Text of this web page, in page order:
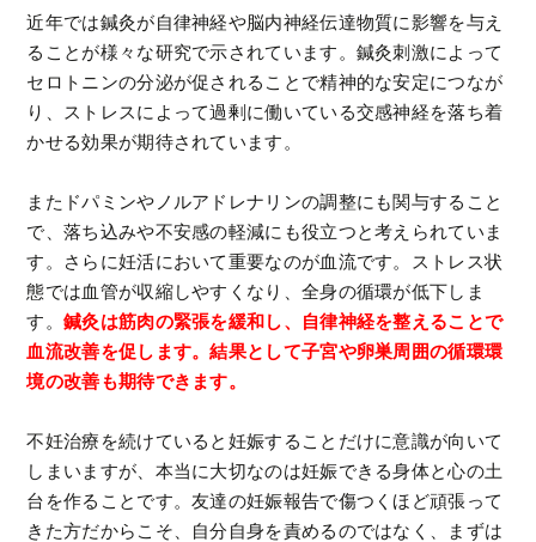
近年では鍼灸が自律神経や脳内神経伝達物質に影響を与え
ることが様々な研究で示されています。鍼灸刺激によって
セロトニンの分泌が促されることで精神的な安定につなが
り、ストレスによって過剰に働いている交感神経を落ち着
かせる効果が期待されています。
またドパミンやノルアドレナリンの調整にも関与すること
で、落ち込みや不安感の軽減にも役立つと考えられていま
す。さらに妊活において重要なのが血流です。ストレス状
態では血管が収縮しやすくなり、全身の循環が低下しま
す。鍼灸は筋肉の緊張を緩和し、自律神経を整えることで
血流改善を促します。結果として子宮や卵巣周囲の循環環
境の改善も期待できます。
不妊治療を続けていると妊娠することだけに意識が向いて
しまいますが、本当に大切なのは妊娠できる身体と心の土
台を作ることです。友達の妊娠報告で傷つくほど頑張って
きた方だからこそ、自分自身を責めるのではなく、まずは